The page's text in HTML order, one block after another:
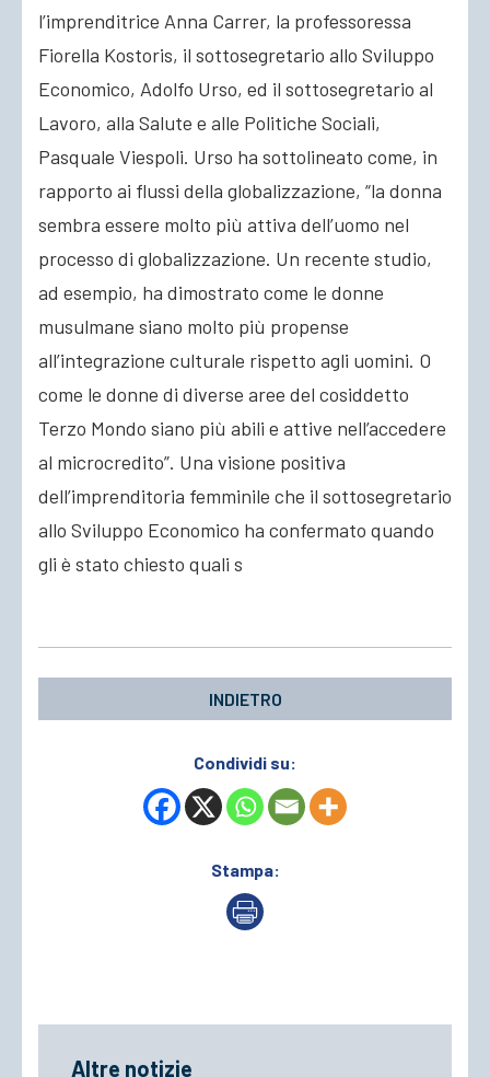
l’imprenditrice Anna Carrer, la professoressa
Fiorella Kostoris, il sottosegretario allo Sviluppo
Economico, Adolfo Urso, ed il sottosegretario al
Lavoro, alla Salute e alle Politiche Sociali,
Pasquale Viespoli. Urso ha sottolineato come, in
rapporto ai flussi della globalizzazione, “la donna
sembra essere molto più attiva dell’uomo nel
processo di globalizzazione. Un recente studio,
ad esempio, ha dimostrato come le donne
musulmane siano molto più propense
all’integrazione culturale rispetto agli uomini. O
come le donne di diverse aree del cosiddetto
Terzo Mondo siano più abili e attive nell’accedere
al microcredito”. Una visione positiva
dell’imprenditoria femminile che il sottosegretario
allo Sviluppo Economico ha confermato quando
gli è stato chiesto quali s
INDIETRO
Condividi su:
Stampa:
Altre notizie